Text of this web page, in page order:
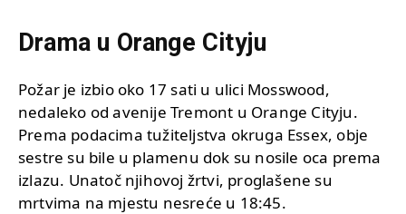
Drama u Orange Cityju
Požar je izbio oko 17 sati u ulici Mosswood,
nedaleko od avenije Tremont u Orange Cityju.
Prema podacima tužiteljstva okruga Essex, obje
sestre su bile u plamenu dok su nosile oca prema
izlazu. Unatoč njihovoj žrtvi, proglašene su
mrtvima na mjestu nesreće u 18:45.